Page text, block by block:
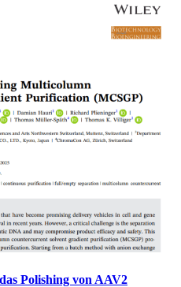
Polishing von AAV2